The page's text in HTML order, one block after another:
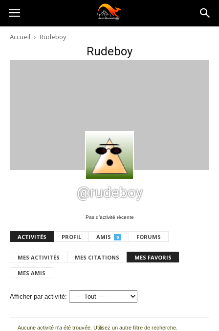
Australia-
australie.com
Accueil Rudeboy
Rudeboy
@rudeboy
Pas d’activité récente
ACTIVITÉS PROFIL AMIS 0 FORUMS
MES ACTIVITÉS MES CITATIONS MES FAVORIS
MES AMIS
Afficher par activité:
Aucune activité n'a été trouvée. Utilisez un autre filtre de recherche.